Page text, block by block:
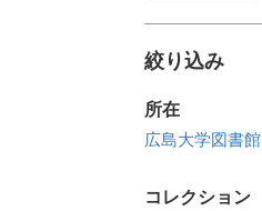
絞り込み
所在
広島大学図書館
コレクション